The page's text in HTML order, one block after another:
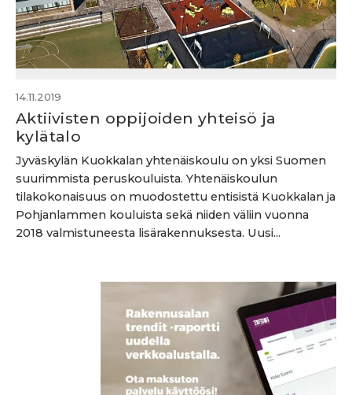
14.11.2019
Aktiivisten oppijoiden yhteisö ja
kylätalo
Jyväskylän Kuokkalan yhtenäiskoulu on yksi Suomen
suurimmista peruskouluista. Yhtenäiskoulun
tilakokonaisuus on muodostettu entisistä Kuokkalan ja
Pohjanlammen kouluista sekä niiden väliin vuonna
2018 valmistuneesta lisärakennuksesta. Uusi...